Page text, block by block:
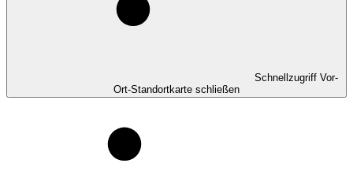
Schnellzugriff Vor-
Ort-Standortkarte schließen